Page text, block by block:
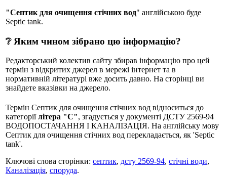
"Септик для очищення стічних вод" англійською буде
Septic tank.
❔ Яким чином зібрано цю інформацію?
Редакторський колектив сайту збирав інформацію про цей
термін з відкритих джерел в мережі інтернет та в
нормативній літературі вже досить давно. На сторінці ви
знайдете вказівки на джерело.
Термін Септик для очищення стічних вод відноситься до
категоріїлітера "С", згадується у документі ДСТУ 2569-94
ВОДОПОСТАЧАННЯ І КАНАЛІЗАЦІЯ. На англійську мову
Септик для очищення стічних вод перекладається, як 'Septic
tank'.
Ключові слова сторінки: септик, дсту 2569-94, стічні води,
Каналізація, споруда.